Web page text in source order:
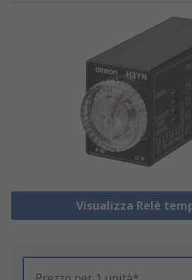
Visualizza Relè